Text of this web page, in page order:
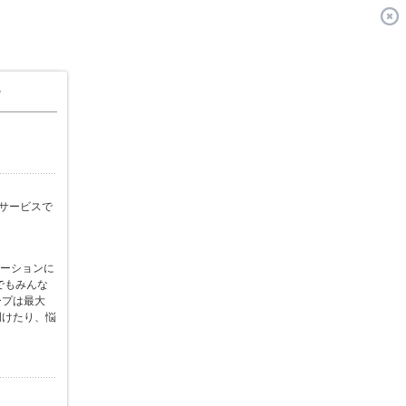
ービスで
ションに
もみんな
は最大
たり、悩